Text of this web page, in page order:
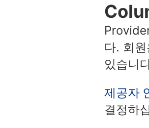
다. 회
있습니
제공자
결정하